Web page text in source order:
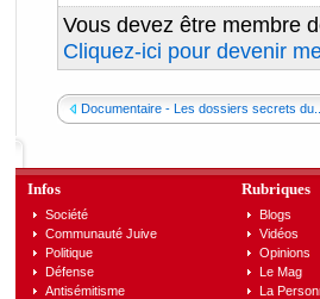
Vous devez être membre
Cliquez-ici pour devenir
Documentaire - Les dossiers secrets du...
Infos
Société
Communauté Juive
Politique
Défense
Antisémitisme
Rubriques
Blogs
Vidéos
Opinions
Le Mag
La